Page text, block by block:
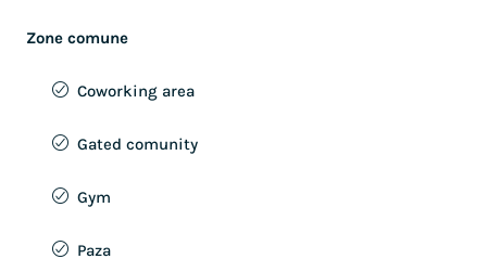
Zone comune
Coworking area
Gated comunity
Gym
Paza